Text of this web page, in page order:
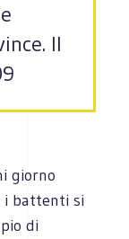
Il
giorno
i battenti si
di